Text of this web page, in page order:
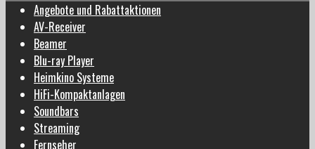
Angebote und Rabattaktionen
AV-Receiver
Beamer
Blu-ray Player
Heimkino Systeme
HiFi-Kompaktanlagen
Soundbars
Streaming
Fernseher